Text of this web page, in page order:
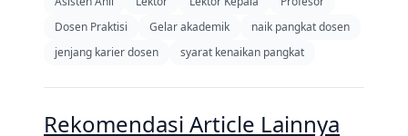
Dosen Praktisi
Gelar akademik
naik pangkat dosen
jenjang karier dosen
syarat kenaikan pangkat
Rekomendasi Article Lainnya